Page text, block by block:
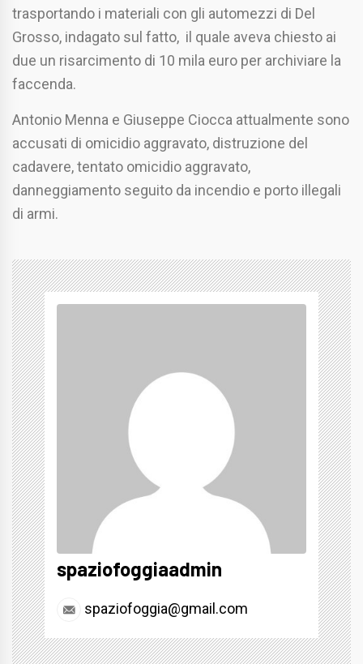
trasportando i materiali con gli automezzi di Del
Grosso, indagato sul fatto, il quale aveva chiesto ai
due un risarcimento di 10 mila euro per archiviare la
faccenda.
Antonio Menna e Giuseppe Ciocca attualmente sono
accusati di omicidio aggravato, distruzione del
cadavere, tentato omicidio aggravato,
danneggiamento seguito da incendio e porto illegali
di armi.
spaziofoggiaadmin
spaziofoggia@gmail.com